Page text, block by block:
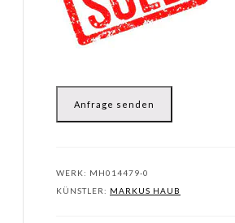
Anfrage senden
WERK: MH014479-0
KÜNSTLER: MARKUS HAUB